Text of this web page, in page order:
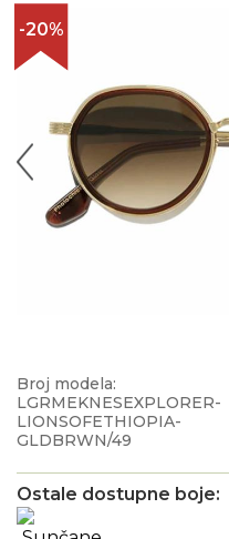
-20%
Broj modela:
LGRMEKNESEXPLORER-
LIONSOFETHIOPIA-
GLDBRWN/49
Ostale dostupne boje: